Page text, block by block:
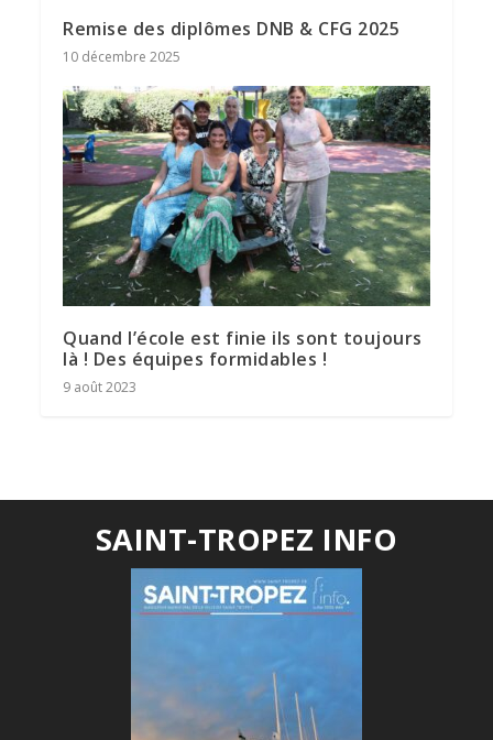
Remise des diplômes DNB & CFG 2025
10 décembre 2025
Quand l’école est finie ils sont toujours
là ! Des équipes formidables !
9 août 2023
SAINT-TROPEZ INFO